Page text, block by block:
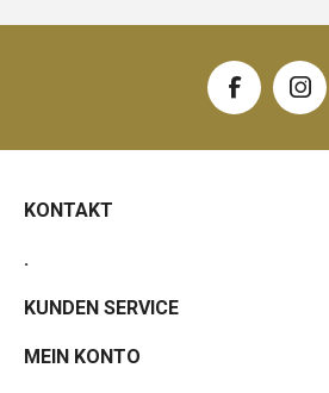
KONTAKT
.
KUNDEN SERVICE
MEIN KONTO